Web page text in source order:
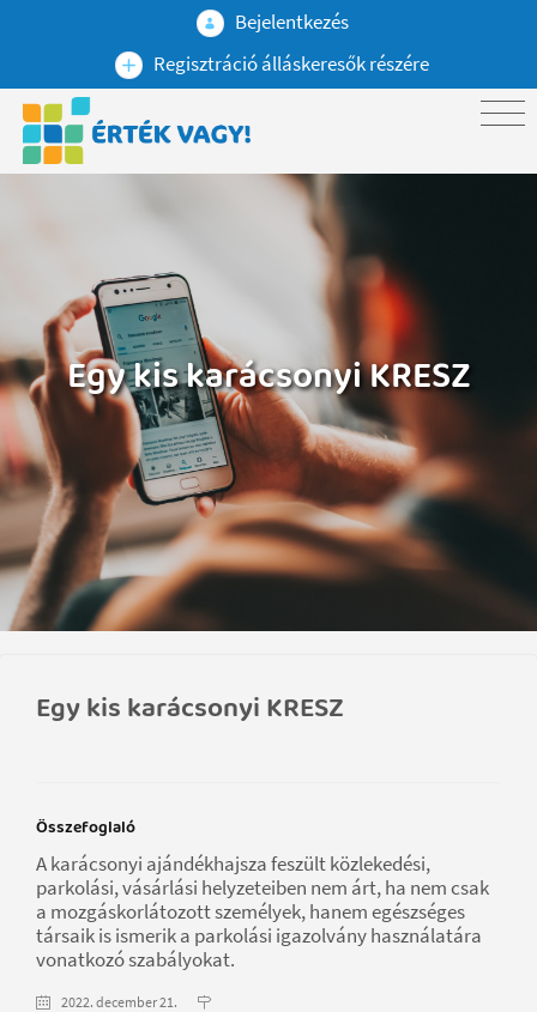
Bejelentkezés
Regisztráció álláskeresők részére
Egy kis karácsonyi KRESZ
Egy kis karácsonyi KRESZ
Összefoglaló
A karácsonyi ajándékhajsza feszült közlekedési,
parkolási, vásárlási helyzeteiben nem árt, ha nem csak
a mozgáskorlátozott személyek, hanem egészséges
társaik is ismerik a parkolási igazolvány használatára
vonatkozó szabályokat.
2022. december 21.